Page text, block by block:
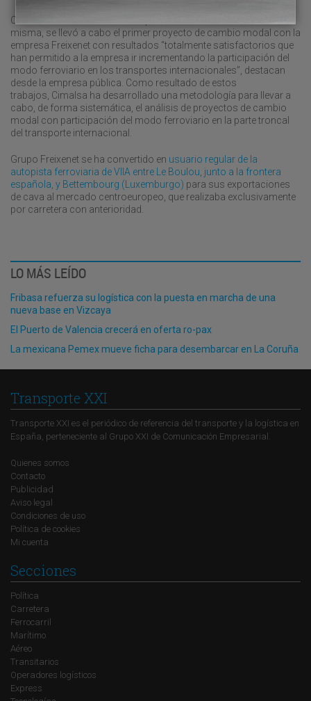
Cimalsa lideró la iniciativa europea Trails. En el marco de la
misma, se llevó a cabo el primer proyecto de cambio modal con la
empresa Freixenet con resultados “totalmente satisfactorios que
han permitido a la empresa ir incrementando la participación del
modo ferroviario en los transportes internacionales”, destacan
desde la empresa pública. Como resultado de estos
trabajos, Cimalsa ha desarrollado una metodología para llevar a
cabo, de forma sistemática, el análisis de proyectos de cambio
modal con participación del modo ferroviario en la parte troncal
del transporte internacional.
Grupo Freixenet se ha convertido en usuario regular de la
autopista ferroviaria de VIIA entre Le Boulou, junto a la frontera
española, y Bettembourg (Luxemburgo) para sus exportaciones
de cava al mercado centroeuropeo, que realizaba exclusivamente
por carretera con anterioridad.
LO MÁS LEÍDO
Fribasa refuerza su logística con la puesta en marcha de una
nueva base en Vizcaya
El Puerto de Valencia crecerá en oferta ro-pax
La mexicana Pemex mueve ficha para desembarcar en La Coruña
Transporte XXI
Transporte XXI es el periódico de referencia del transporte y la logística en
España, perteneciente al Grupo XXI de Comunicación Empresarial.
Quienes somos
Contacto
Publicidad
Aviso legal
Condiciones de uso
Política de cookies
Mi cuenta
Secciones
Política
Carretera
Ferrocarril
Marítimo
Aéreo
Transitarios
Operadores logísticos
Express